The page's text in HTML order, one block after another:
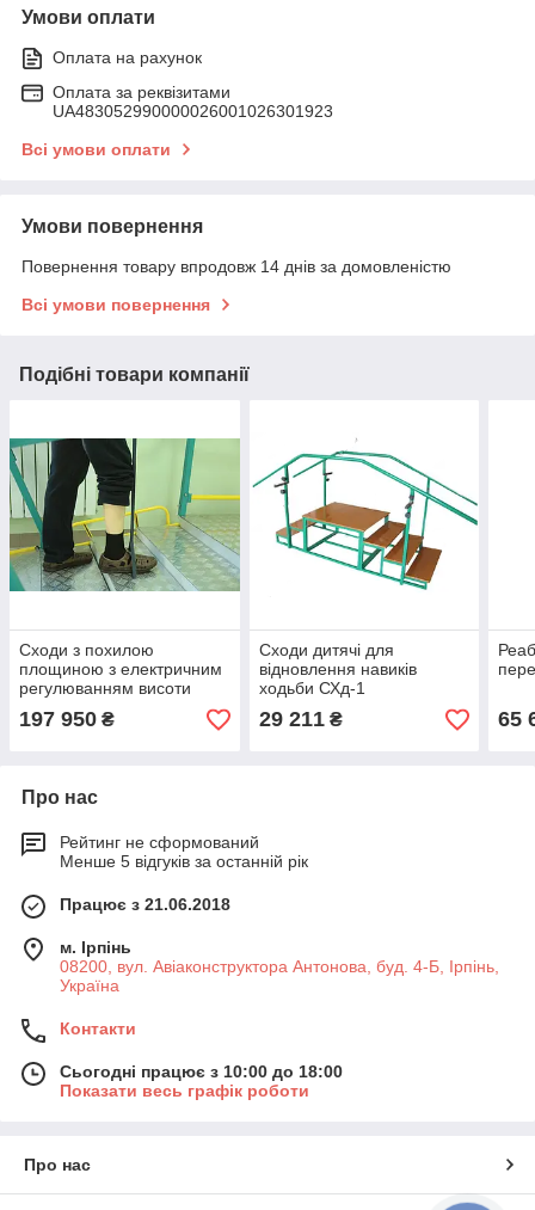
Умови оплати
Оплата на рахунок
Оплата за реквізитами
UA483052990000026001026301923
Всі умови оплати
Умови повернення
Повернення товару впродовж 14 днів за домовленістю
Всі умови повернення
Подібні товари компанії
Сходи з похилою
площиною з електричним
регулюванням висоти
СХПЕ-1
197 950 ₴
Сходи дитячі для
відновлення навиків
ходьби СХд-1
29 211₴ 65
Про нас
Рейтинг не сформований
Менше 5 відгуків за останній рік
Працює з 21.06.2018
м. Ірпінь
08200, вул. Авіаконструктора Антонова, буд. 4-Б, Ірпінь,
Україна
Контакти
Сьогодні працює з 10:00 до 18:00
Показати весь графік роботи
Про нас